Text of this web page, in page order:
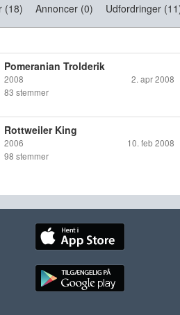
(18) Annoncer (0) Udfordringer
Pomeranian Trolderik
2008
2. apr 2008
83 stemmer
Rottweiler King
2006
10. feb 2008
98 stemmer